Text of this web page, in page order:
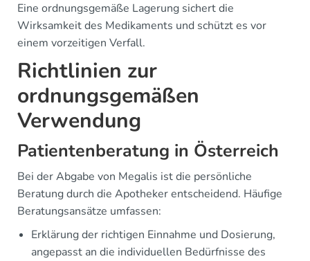
Eine ordnungsgemäße Lagerung sichert die
Wirksamkeit des Medikaments und schützt es vor
einem vorzeitigen Verfall.
Richtlinien zur
ordnungsgemäßen
Verwendung
Patientenberatung in Österreich
Bei der Abgabe von Megalis ist die persönliche
Beratung durch die Apotheker entscheidend. Häufige
Beratungsansätze umfassen:
Erklärung der richtigen Einnahme und Dosierung,
angepasst an die individuellen Bedürfnisse des